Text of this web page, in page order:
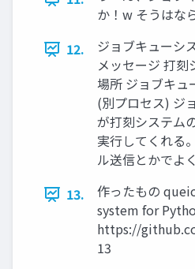
か！w そうはな
12.
ジョブキューシ
メッセージ 打刻
場所 ジョブキュ
(別プロセス) ジ
が打刻システム
実行してくれる
ル送信とかでよ
13.
作ったもの
system for
https://
13